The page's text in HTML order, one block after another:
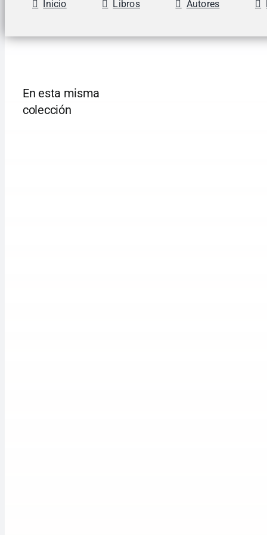
Inicio Libros Autores
En esta misma
colección